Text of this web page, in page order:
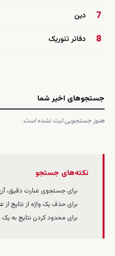
7 دین
8 دفاتر تئوریک
جستجوهای اخیر شما
هنوز جستجویی ثبت نشده است.
نکته‌های جستجو
برای جستجوی عبارت دقیق،
برای حذف یک واژه از نتایج
برای محدود کردن نتایج به